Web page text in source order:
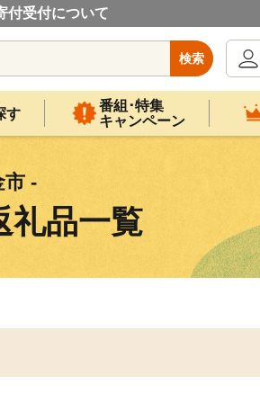
付受付について
検索
す
番組･特集
キャンペーン
市 -
礼品一覧